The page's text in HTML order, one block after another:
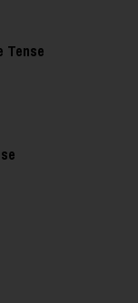
Tense